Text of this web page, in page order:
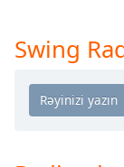
and
window.
Swing